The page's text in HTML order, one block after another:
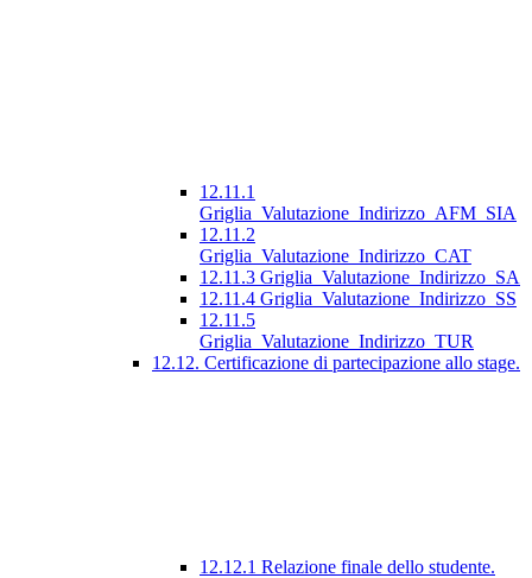
12.11.1
Griglia_Valutazione_Indirizzo_AFM_SIA
12.11.2
Griglia_Valutazione_Indirizzo_CAT
12.11.3 Griglia_Valutazione_Indirizzo_SA
12.11.4 Griglia_Valutazione_Indirizzo_SS
12.11.5
Griglia_Valutazione_Indirizzo_TUR
12.12. Certificazione di partecipazione allo stage.
12.12.1 Relazione finale dello studente.